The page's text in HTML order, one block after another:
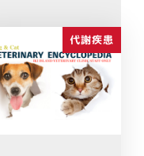
代謝疾患